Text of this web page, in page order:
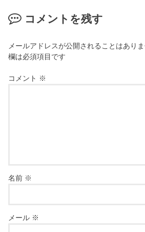
コメントを残す
メールアドレスが公開されることはありま
欄は必須項目です
コメント ※
名前 ※
メール ※